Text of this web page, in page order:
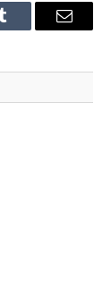
Tumblr
E-